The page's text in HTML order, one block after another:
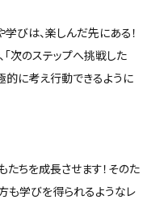
学びは、楽しんだ先にある！
次のステップへ挑戦した
極的に考え行動できるように
たちを成長させます！そのた
も学びを得られるようなレ